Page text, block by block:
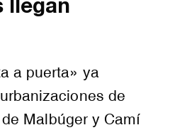
llegan
a puerta» ya
de
Malbúger y Camí